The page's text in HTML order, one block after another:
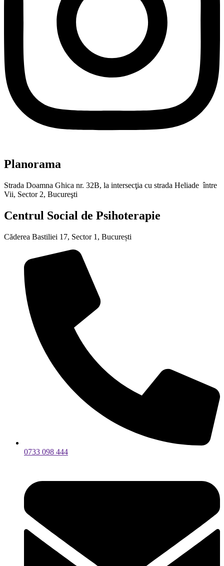
Planorama
Strada Doamna Ghica nr. 32B, la intersecţia cu strada Heliade între
Vii, Sector 2, Bucureşti
Centrul Social de Psihoterapie
Căderea Bastiliei 17, Sector 1, București
0733 098 444